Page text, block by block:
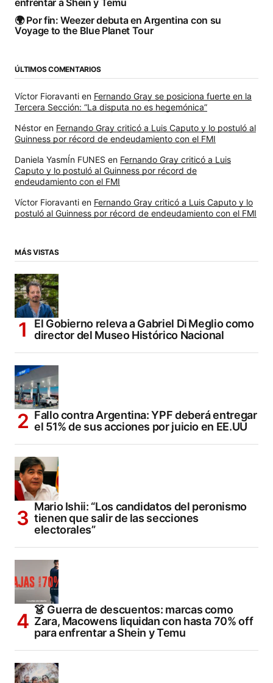
enfrentar a Shein y Temu
🌍 Por fin: Weezer debuta en Argentina con su
Voyage to the Blue Planet Tour
ÚLTIMOS COMENTARIOS
Víctor Fioravanti en Fernando Gray se posiciona fuerte en la
Tercera Sección: “La disputa no es hegemónica”
Néstor en Fernando Gray criticó a Luis Caputo y lo postuló al
Guinness por récord de endeudamiento con el FMI
Daniela YasmÍn FUNES en Fernando Gray criticó a Luis
Caputo y lo postuló al Guinness por récord de
endeudamiento con el FMI
Víctor Fioravanti en Fernando Gray criticó a Luis Caputo y lo
postuló al Guinness por récord de endeudamiento con el FMI
MÁS VISTAS
El Gobierno releva a Gabriel Di Meglio como
director del Museo Histórico Nacional
Fallo contra Argentina: YPF deberá entregar
el 51% de sus acciones por juicio en EE.UU
Mario Ishii: “Los candidatos del peronismo
tienen que salir de las secciones
electorales”
👗 Guerra de descuentos: marcas como
Zara, Macowens liquidan con hasta 70% off
para enfrentar a Shein y Temu